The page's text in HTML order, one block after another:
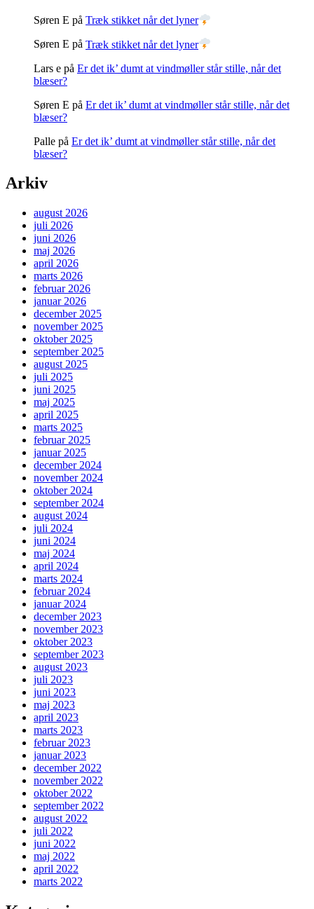
Søren E på Træk stikket når det lyner
Søren E på Træk stikket når det lyner
Lars e på Er det ik’ dumt at vindmøller står stille, når det
blæser?
Søren E på Er det ik’ dumt at vindmøller står stille, når det
blæser?
Palle på Er det ik’ dumt at vindmøller står stille, når det
blæser?
Arkiv
august 2026
juli 2026
juni 2026
maj 2026
april 2026
marts 2026
februar 2026
januar 2026
december 2025
november 2025
oktober 2025
september 2025
august 2025
juli 2025
juni 2025
maj 2025
april 2025
marts 2025
februar 2025
januar 2025
december 2024
november 2024
oktober 2024
september 2024
august 2024
juli 2024
juni 2024
maj 2024
april 2024
marts 2024
februar 2024
januar 2024
december 2023
november 2023
oktober 2023
september 2023
august 2023
juli 2023
juni 2023
maj 2023
april 2023
marts 2023
februar 2023
januar 2023
december 2022
november 2022
oktober 2022
september 2022
august 2022
juli 2022
juni 2022
maj 2022
april 2022
marts 2022